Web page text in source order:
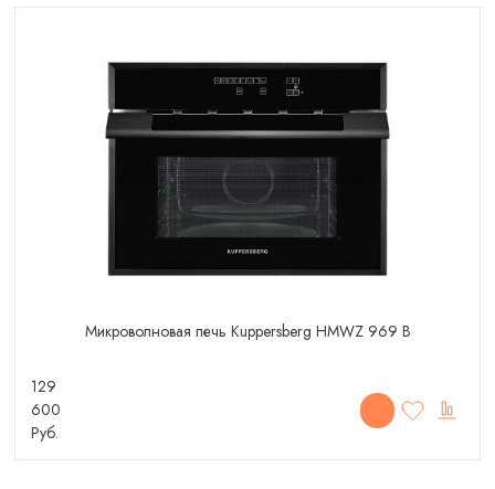
Микроволновая печь Kuppersberg HMWZ 969 B
129
600
Руб.